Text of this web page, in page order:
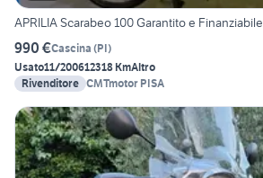
APRILIA Scarabeo 100 Garantito e Finanziabile
990 €Cascina (PI)
Usato11/200612318 KmAltro
Rivenditore CMTmotor PISA